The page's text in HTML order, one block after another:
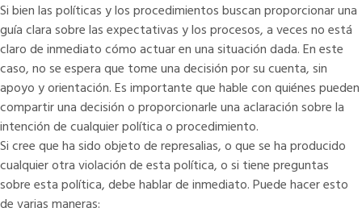
Si bien las políticas y los procedimientos buscan proporcionar una
guía clara sobre las expectativas y los procesos, a veces no está
claro de inmediato cómo actuar en una situación dada. En este
caso, no se espera que tome una decisión por su cuenta, sin
apoyo y orientación. Es importante que hable con quiénes pueden
compartir una decisión o proporcionarle una aclaración sobre la
intención de cualquier política o procedimiento.
Si cree que ha sido objeto de represalias, o que se ha producido
cualquier otra violación de esta política, o si tiene preguntas
sobre esta política, debe hablar de inmediato. Puede hacer esto
de varias maneras: